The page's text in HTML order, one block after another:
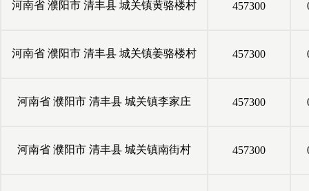
河南省 濮阳市 清丰县 城关镇黄骆楼村 457300
河南省 濮阳市 清丰县 城关镇姜骆楼村 457300
河南省 濮阳市 清丰县 城关镇李家庄 457300
河南省 濮阳市 清丰县 城关镇南街村 457300